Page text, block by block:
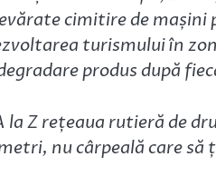
cimitire de
turismului în
produs după
la Z rețeaua rutieră de
nu cârpeală care să